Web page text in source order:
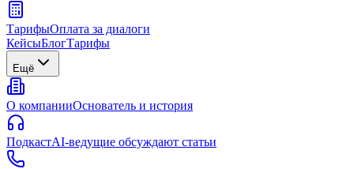
ТарифыОплата за диалоги
КейсыБлогТарифы
Ещё
О компанииОснователь и история
ПодкастAI-ведущие обсуждают статьи